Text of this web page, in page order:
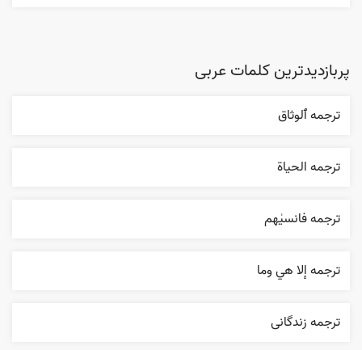
پربازدیدترین کلمات عربی
ترجمه ٱلوثاق
ترجمه الحیاة
ترجمه فانسیٰهم
ترجمه إلا هي وما
ترجمه زندگانی